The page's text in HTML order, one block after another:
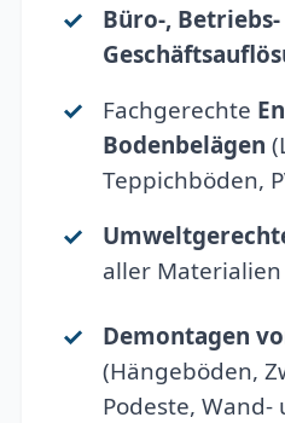
Büro-,
Fachgerechte
Bodenbelägen
Teppichböden,
aller Materialien
Demontagen
(Hängeböden,
Podeste, Wand-